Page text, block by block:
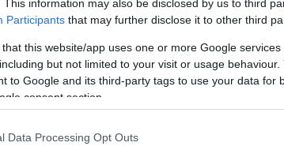
This information may also be disclosed by us to third
Participants that may further disclose it to other third
that this website/app uses one or more Google
but not limited to your visit or usage
to Google and its third-party tags to use your data for
consent section.
Data Processing Opt Outs
szenvedek, hogy újra magamra húzhassam a
azért, hogy erre minél hamarabb újra sor